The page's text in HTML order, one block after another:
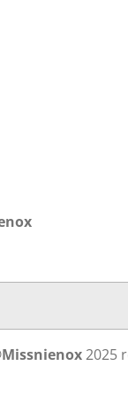
Missnienox2025